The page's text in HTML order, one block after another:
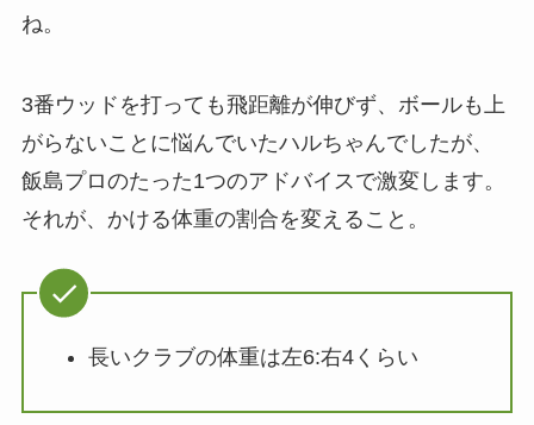
ね。
3番ウッドを打っても飛距離が伸びず、ボールも上
がらないことに悩んでいたハルちゃんでしたが、
飯島プロのたった1つのアドバイスで激変します。
それが、かける体重の割合を変えること。
長いクラブの体重は左6:右4くらい